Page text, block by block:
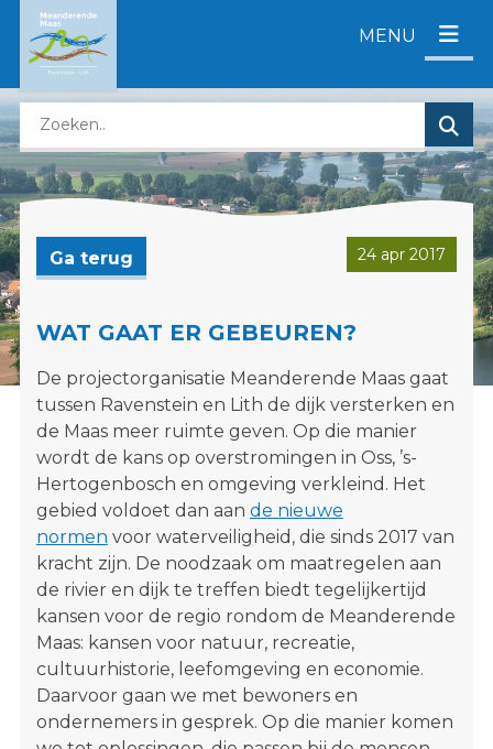
e
c
t
n
a
a
r
c
o
n
t
e
MENU
Z
o
e
k
e
n
o
p
d
e
Ga terug
WAT GAAT ER GEBEUREN?
24 apr 2017
De projectorganisatie Meanderende Maas gaat
tussen Ravenstein en Lith de dijk versterken en
de Maas meer ruimte geven. Op die manier
wordt de kans op overstromingen in Oss, ’s-
Hertogenbosch en omgeving verkleind. Het
gebied voldoet dan aan de nieuwe
normen voor waterveiligheid, die sinds 2017 van
kracht zijn. De noodzaak om maatregelen aan
de rivier en dijk te treffen biedt tegelijkertijd
kansen voor de regio rondom de Meanderende
Maas: kansen voor natuur, recreatie,
cultuurhistorie, leefomgeving en economie.
Daarvoor gaan we met bewoners en
ondernemers in gesprek. Op die manier komen